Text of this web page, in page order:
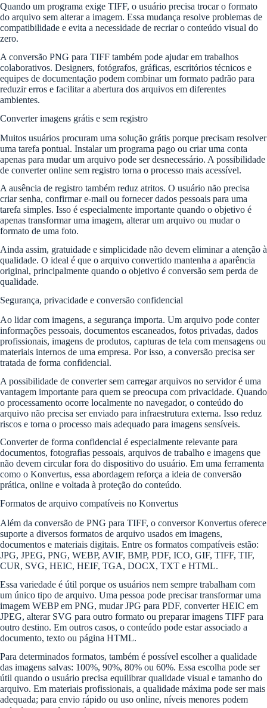
Quando um programa exige TIFF, o usuário precisa trocar o formato
do arquivo sem alterar a imagem. Essa mudança resolve problemas de
compatibilidade e evita a necessidade de recriar o conteúdo visual do
zero.
A conversão PNG para TIFF também pode ajudar em trabalhos
colaborativos. Designers, fotógrafos, gráficas, escritórios técnicos e
equipes de documentação podem combinar um formato padrão para
reduzir erros e facilitar a abertura dos arquivos em diferentes
ambientes.
Converter imagens grátis e sem registro
Muitos usuários procuram uma solução grátis porque precisam resolver
uma tarefa pontual. Instalar um programa pago ou criar uma conta
apenas para mudar um arquivo pode ser desnecessário. A possibilidade
de converter online sem registro torna o processo mais acessível.
A ausência de registro também reduz atritos. O usuário não precisa
criar senha, confirmar e-mail ou fornecer dados pessoais para uma
tarefa simples. Isso é especialmente importante quando o objetivo é
apenas transformar uma imagem, alterar um arquivo ou mudar o
formato de uma foto.
Ainda assim, gratuidade e simplicidade não devem eliminar a atenção à
qualidade. O ideal é que o arquivo convertido mantenha a aparência
original, principalmente quando o objetivo é conversão sem perda de
qualidade.
Segurança, privacidade e conversão confidencial
Ao lidar com imagens, a segurança importa. Um arquivo pode conter
informações pessoais, documentos escaneados, fotos privadas, dados
profissionais, imagens de produtos, capturas de tela com mensagens ou
materiais internos de uma empresa. Por isso, a conversão precisa ser
tratada de forma confidencial.
A possibilidade de converter sem carregar arquivos no servidor é uma
vantagem importante para quem se preocupa com privacidade. Quando
o processamento ocorre localmente no navegador, o conteúdo do
arquivo não precisa ser enviado para infraestrutura externa. Isso reduz
riscos e torna o processo mais adequado para imagens sensíveis.
Converter de forma confidencial é especialmente relevante para
documentos, fotografias pessoais, arquivos de trabalho e imagens que
não devem circular fora do dispositivo do usuário. Em uma ferramenta
como o Konvertus, essa abordagem reforça a ideia de conversão
prática, online e voltada à proteção do conteúdo.
Formatos de arquivo compatíveis no Konvertus
Além da conversão de PNG para TIFF, o conversor Konvertus oferece
suporte a diversos formatos de arquivo usados em imagens,
documentos e materiais digitais. Entre os formatos compatíveis estão:
JPG, JPEG, PNG, WEBP, AVIF, BMP, PDF, ICO, GIF, TIFF, TIF,
CUR, SVG, HEIC, HEIF, TGA, DOCX, TXT e HTML.
Essa variedade é útil porque os usuários nem sempre trabalham com
um único tipo de arquivo. Uma pessoa pode precisar transformar uma
imagem WEBP em PNG, mudar JPG para PDF, converter HEIC em
JPEG, alterar SVG para outro formato ou preparar imagens TIFF para
outro destino. Em outros casos, o conteúdo pode estar associado a
documento, texto ou página HTML.
Para determinados formatos, também é possível escolher a qualidade
das imagens salvas: 100%, 90%, 80% ou 60%. Essa escolha pode ser
útil quando o usuário precisa equilibrar qualidade visual e tamanho do
arquivo. Em materiais profissionais, a qualidade máxima pode ser mais
adequada; para envio rápido ou uso online, níveis menores podem